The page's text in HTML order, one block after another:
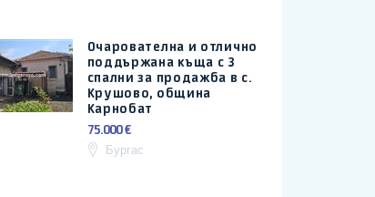
Очарователна и отлично
поддържана къща с 3
спални за продажба в с.
Крушово, община
Карнобат
75.000 €
Бургас